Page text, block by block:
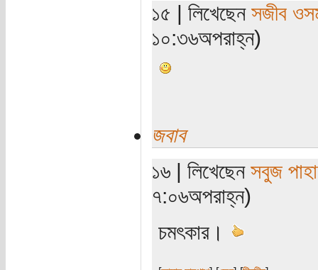
১৫ | লিখেছেনসজীব
১০:৩৬অপরাহ্ন)
জবাব
১৬ | লিখেছেনসবুজ
৭:০৬অপরাহ্ন)
চমৎকার।